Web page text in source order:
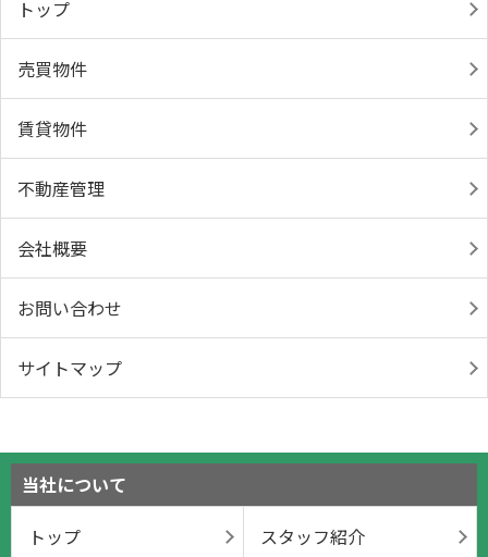
トップ
売買物件
賃貸物件
不動産管理
会社概要
お問い合わせ
サイトマップ
当社について
トップ
スタッフ紹介